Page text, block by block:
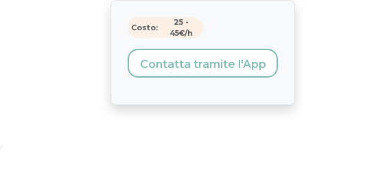
Costo:
25 -
45€/h
Contatta tramite l'App